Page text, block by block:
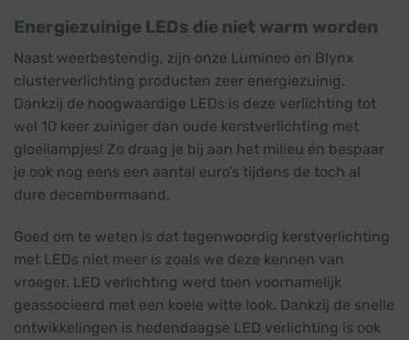
Energiezuinige LEDs die niet warm worden
Naast weerbestendig, zijn onze Lumineo en Blynx
clusterverlichting producten zeer energiezuinig.
Dankzij de hoogwaardige LEDs is deze verlichting tot
wel 10 keer zuiniger dan oude kerstverlichting met
gloeilampjes! Zo draag je bij aan het milieu én bespaar
je ook nog eens een aantal euro’s tijdens de toch al
dure decembermaand.
Goed om te weten is dat tegenwoordig kerstverlichting
met LEDs niet meer is zoals we deze kennen van
vroeger. LED verlichting werd toen voornamelijk
geassocieerd met een koele witte look. Dankzij de snelle
ontwikkelingen is hedendaagse LED verlichting is ook